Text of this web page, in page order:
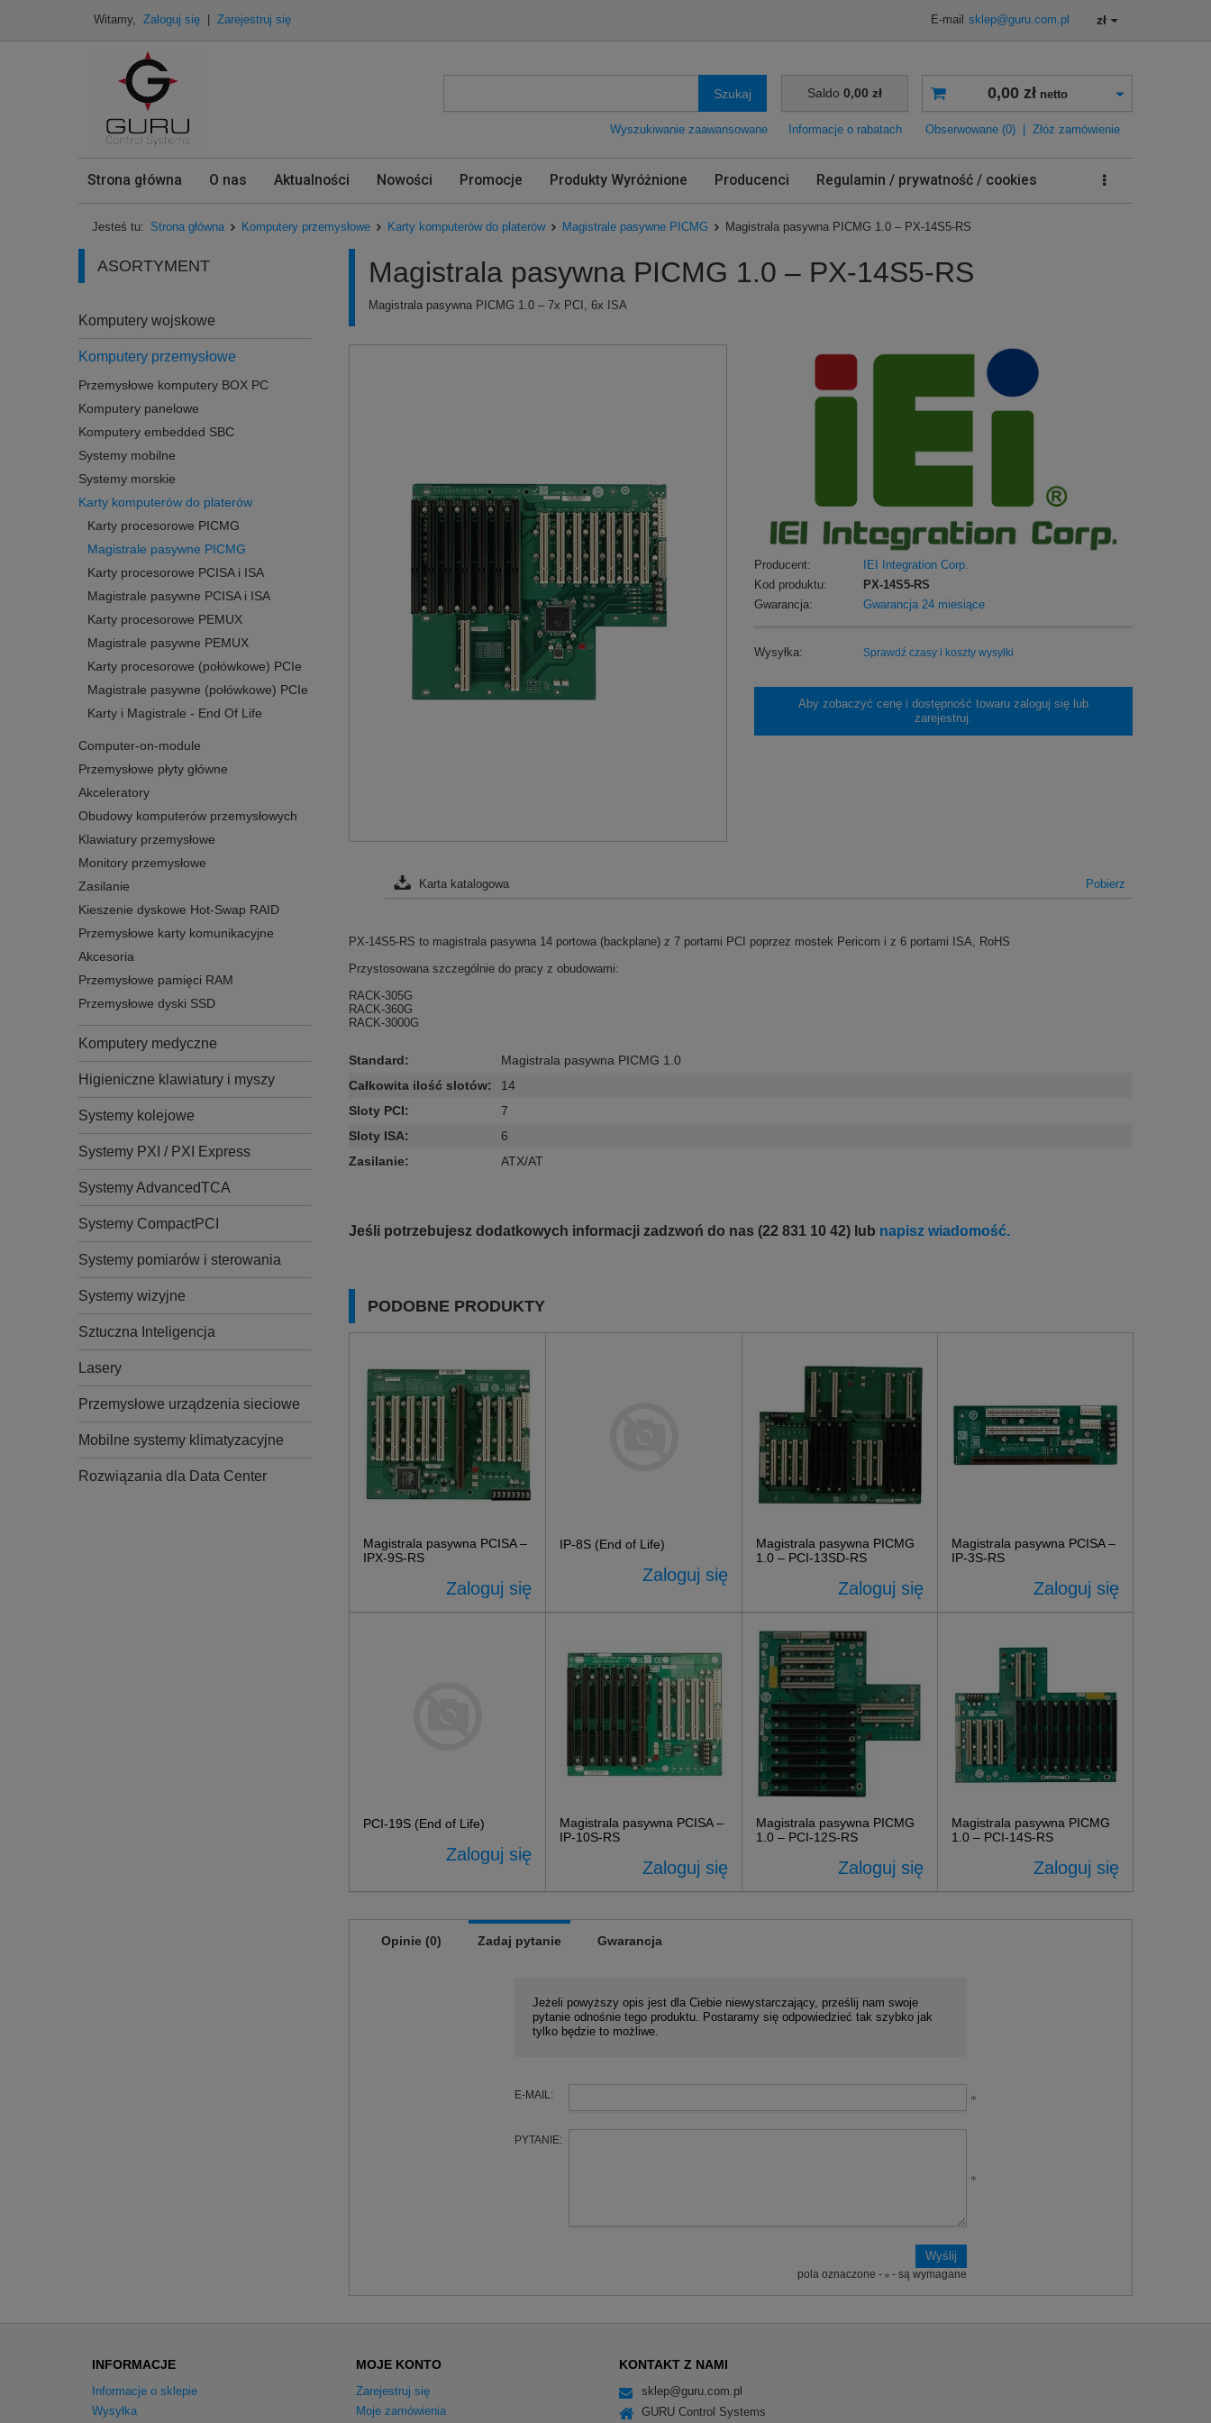
Witamy, Zaloguj się Zarejestruj się E-mail sklep@guru.com.pl zł
Szukaj
Wyszukiwanie zaawansowane
Saldo 0,00 zł
Informacje o rabatach
0,00 złnetto
Obserwowane (0) Złóż zamówienie
Strona główna O nas Aktualności Nowości Promocje Produkty Wyróżnione Producenci Regulamin / prywatność / cookies
Jesteś tu: Strona główna Komputery przemysłowe Karty komputerów do platerów Magistrale pasywne PICMG Magistrala pasywna PICMG 1.0 – PX-14S5-RS
ASORTYMENT
Komputery wojskowe
Komputery przemysłowe
Przemysłowe komputery BOX PC
Komputery panelowe
Komputery embedded SBC
Systemy mobilne
Systemy morskie
Karty komputerów do platerów
Karty procesorowe PICMG
Magistrale pasywne PICMG
Karty procesorowe PCISA i ISA
Magistrale pasywne PCISA i ISA
Karty procesorowe PEMUX
Magistrale pasywne PEMUX
Karty procesorowe (połówkowe) PCIe
Magistrale pasywne (połówkowe) PCIe
Karty i Magistrale - End Of Life
Computer-on-module
Przemysłowe płyty główne
Akceleratory
Obudowy komputerów przemysłowych
Klawiatury przemysłowe
Monitory przemysłowe
Zasilanie
Kieszenie dyskowe Hot-Swap RAID
Przemysłowe karty komunikacyjne
Akcesoria
Przemysłowe pamięci RAM
Przemysłowe dyski SSD
Komputery medyczne
Higieniczne klawiatury i myszy
Systemy kolejowe
Systemy PXI / PXI Express
Systemy AdvancedTCA
Systemy CompactPCI
Systemy pomiarów i sterowania
Systemy wizyjne
Sztuczna Inteligencja
Lasery
Przemysłowe urządzenia sieciowe
Mobilne systemy klimatyzacyjne
Rozwiązania dla Data Center
Magistrala pasywna PICMG 1.0 – PX-14S5-RS
Magistrala pasywna PICMG 1.0 – 7x PCI, 6x ISA
Producent:
IEI Integration Corp.
Kod produktu:
PX-14S5-RS
Gwarancja:
Gwarancja 24 miesiące
Wysyłka: Sprawdź czasy i koszty wysyłki
Aby zobaczyć cenę i dostępność towaru zaloguj się lub
zarejestruj.
Karta katalogowa Pobierz
PX-14S5-RS to magistrala pasywna 14 portowa (backplane) z 7 portami PCI poprzez mostek Pericom i z 6 portami ISA, RoHS
Przystosowana szczególnie do pracy z obudowami:
RACK-305G
RACK-360G
RACK-3000G
Standard:
Magistrala pasywna PICMG 1.0
Całkowita ilość slotów:
14
Sloty PCI:
7
Sloty ISA:
6
Zasilanie: ATX/AT
Jeśli potrzebujesz dodatkowych informacji zadzwoń do nas (22 831 10 42) lub napisz wiadomość.
PODOBNE PRODUKTY
Magistrala pasywna PCISA –
IPX-9S-RS
Zaloguj się
IP-8S (End of Life)
Zaloguj się
Magistrala pasywna PICMG
1.0 – PCI-13SD-RS
Zaloguj się
Magistrala pasywna PCISA –
IP-3S-RS
Zaloguj się
PCI-19S (End of Life)
Zaloguj się
Magistrala pasywna PCISA –
IP-10S-RS
Zaloguj się
Magistrala pasywna PICMG
1.0 – PCI-12S-RS
Zaloguj się
Magistrala pasywna PICMG
1.0 – PCI-14S-RS
Zaloguj się
Opinie (0) Zadaj pytanie Gwarancja
Jeżeli powyższy opis jest dla Ciebie niewystarczający, prześlij nam swoje
pytanie odnośnie tego produktu. Postaramy się odpowiedzieć tak szybko jak
tylko będzie to możliwe.
E-MAIL:
PYTANIE:
pola oznaczone - - są wymagane
INFORMACJE
Informacje o sklepie
Wysyłka
MOJE KONTO
Zarejestruj się
Moje zamówienia
KONTAKT Z NAMI
sklep@guru.com.pl
GURU Control Systems